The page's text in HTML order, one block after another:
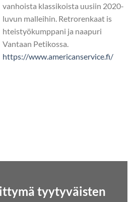
vanhoista klassikoista uusiin 2020-
luvun malleihin. Retrorenkaat is
hteistyökumppani ja naapuri
Vantaan Petikossa.
https://www.americanservice.fi/
tyytyväisten